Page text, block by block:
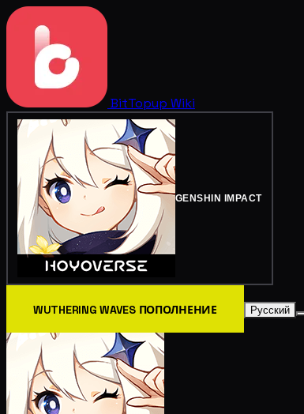
BitTopup Wiki
GENSHIN IMPACT
WUTHERING WAVES ПОПОЛНЕНИЕ Русский